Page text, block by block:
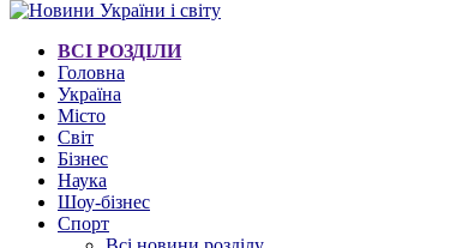
ВСІ РОЗДІЛИ
Головна
Україна
Місто
Світ
Бізнес
Наука
Шоу-бізнес
Спорт